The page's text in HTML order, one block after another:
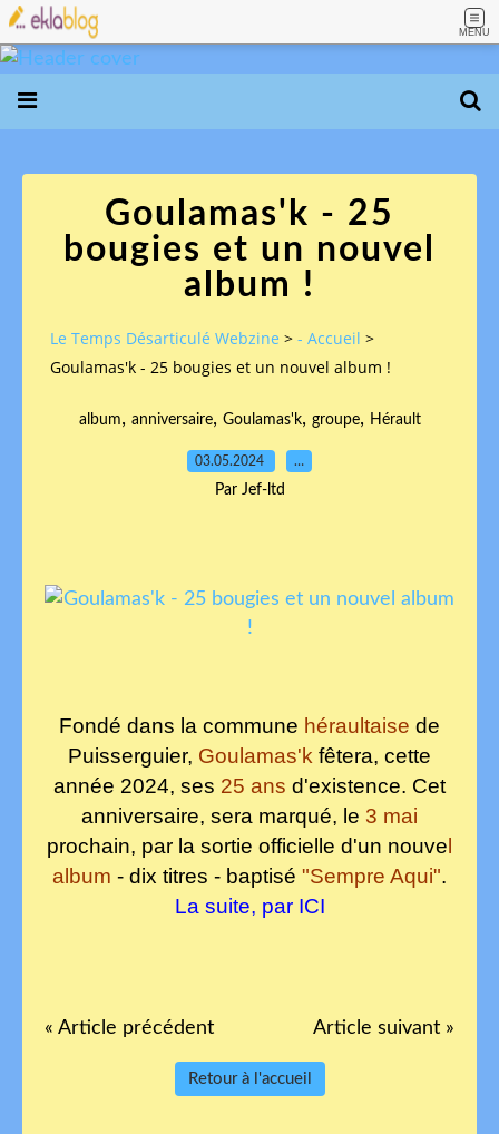
MENU
Goulamas'k - 25
bougies et un nouvel
album !
Le Temps Désarticulé Webzine > - Accueil >
Goulamas'k - 25 bougies et un nouvel album !
album, anniversaire, Goulamas'k, groupe, Hérault
03.05.2024 …
Par Jef-ltd
Fondé dans la commune héraultaise de
Puisserguier, Goulamas'k fêtera, cette
année 2024, ses 25 ans d'existence. Cet
anniversaire, sera marqué, le 3 mai
prochain, par la sortie officielle d'un nouvel
album - dix titres - baptisé "Sempre Aqui".
La suite, par ICI
« Article précédent Article suivant »
Retour à l'accueil